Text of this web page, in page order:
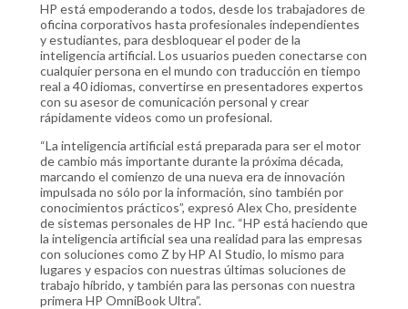
HP está empoderando a todos, desde los trabajadores de
oficina corporativos hasta profesionales independientes
y estudiantes, para desbloquear el poder de la
inteligencia artificial. Los usuarios pueden conectarse con
cualquier persona en el mundo con traducción en tiempo
real a 40 idiomas, convertirse en presentadores expertos
con su asesor de comunicación personal y crear
rápidamente videos como un profesional.
“La inteligencia artificial está preparada para ser el motor
de cambio más importante durante la próxima década,
marcando el comienzo de una nueva era de innovación
impulsada no sólo por la información, sino también por
conocimientos prácticos”, expresó Alex Cho, presidente
de sistemas personales de HP Inc. “HP está haciendo que
la inteligencia artificial sea una realidad para las empresas
con soluciones como Z by HP AI Studio, lo mismo para
lugares y espacios con nuestras últimas soluciones de
trabajo híbrido, y también para las personas con nuestra
primera HP OmniBook Ultra”.